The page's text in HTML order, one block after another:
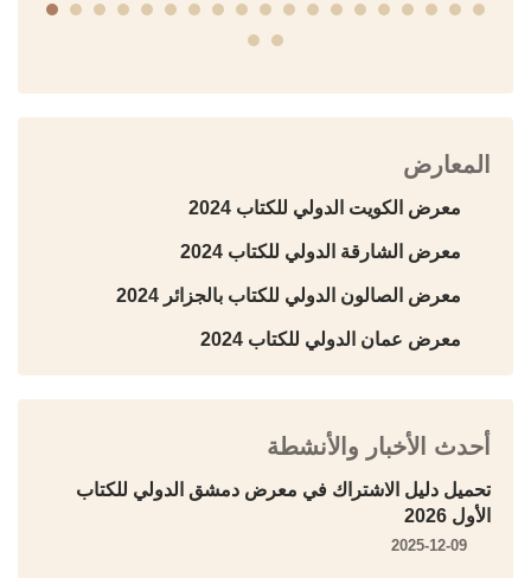
المعارض
معرض الكويت الدولي للكتاب 2024
معرض الشارقة الدولي للكتاب 2024
معرض الصالون الدولي للكتاب بالجزائر 2024
معرض عمان الدولي للكتاب 2024
أحدث الأخبار والأنشطة
تحميل دليل الاشتراك في معرض دمشق الدولي للكتاب
الأول 2026
2025-12-09